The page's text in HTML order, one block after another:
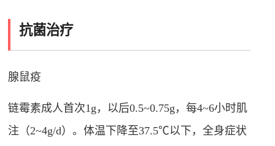
抗菌治疗
腺鼠疫
链霉素成人首次1g，以后0.5~0.75g，每4~6小时肌
注（2~4g/d）。体温下降至37.5℃以下，全身症状